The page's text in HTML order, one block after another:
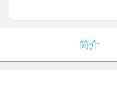
简介